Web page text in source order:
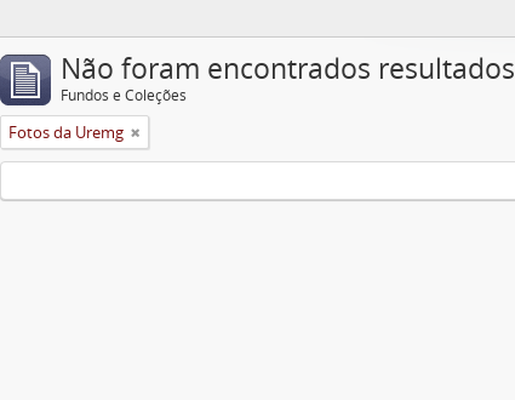
Não foram encontrados resultados
Fundos e Coleções
Fotos da Uremg